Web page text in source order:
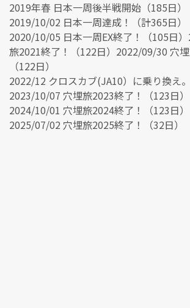
2019年春 日本一周後半戦開始（185日）
2019/10/02 日本一周達成！（計365日）
2020/10/05 日本一周EX終了！（105日
旅2021終了！（122日）2022/09/30 穴埋
（122日）
2022/12 クロスカブ(JA10）に乗り換え。
2023/10/07 穴埋旅2023終了！（123日）
2024/10/01 穴埋旅2024終了！（123日）
2025/07/02 穴埋旅2025終了！（32日）